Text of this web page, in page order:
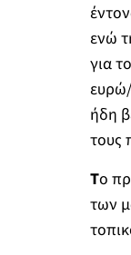
ενώ
για
ήδη
τους
Το
των